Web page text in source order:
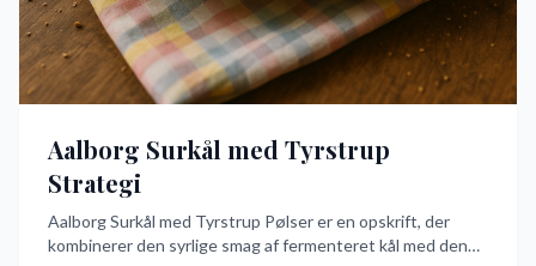
Aalborg Surkål med Tyrstrup
Strategi
Aalborg Surkål med Tyrstrup Pølser er en opskrift, der
kombinerer den syrlige smag af fermenteret kål med den